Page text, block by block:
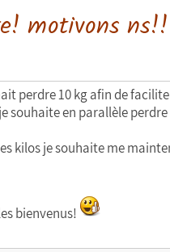
motivons ns!!
perdre 10 kg afin de
souhaite en parallèle
kilos je souhaite me
bienvenus!